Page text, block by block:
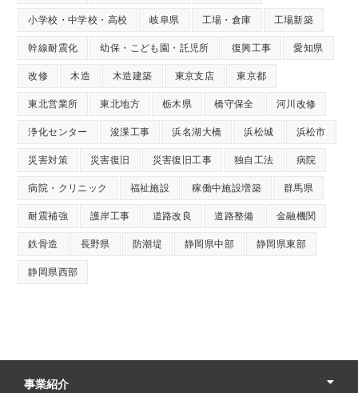
小学校・中学校・高校 岐阜県 工場・倉庫 工場新築
幹線耐震化 幼保・こども園・託児所 復興工事 愛知県
改修 木造 木造建築 東京支店 東京都
東北営業所 東北地方 栃木県 橋守保全 河川改修
浄化センター 浚渫工事 浜名湖大橋 浜松城 浜松市
災害対策 災害復旧 災害復旧工事 独自工法 病院
病院・クリニック 福祉施設 稼働中施設増築 群馬県
耐震補強 護岸工事 道路改良 道路整備 金融機関
鉄骨造 長野県 防潮堤 静岡県中部 静岡県東部
静岡県西部
事業紹介